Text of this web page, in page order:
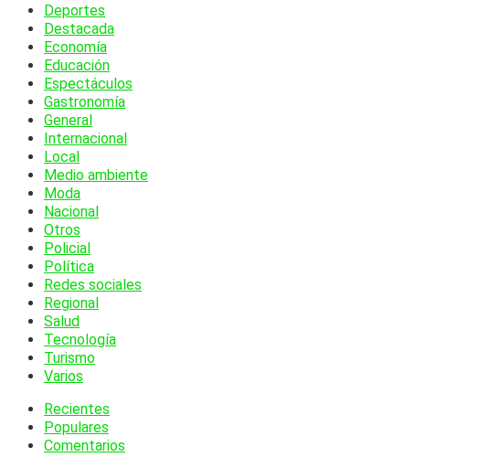
Deportes
Destacada
Economía
Educación
Espectáculos
Gastronomía
General
Internacional
Local
Medio ambiente
Moda
Nacional
Otros
Policial
Política
Redes sociales
Regional
Salud
Tecnología
Turismo
Varios
Recientes
Populares
Comentarios